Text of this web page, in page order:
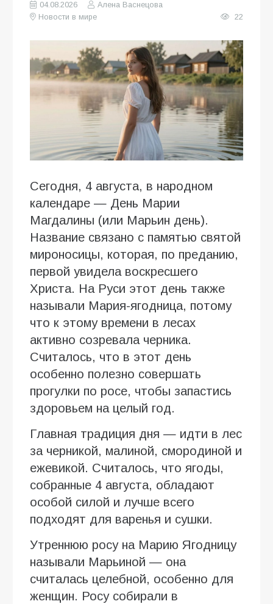
04.08.2026
Алена Васнецова
Новости в мире
22
Сегодня, 4 августа, в народном
календаре — День Марии
Магдалины (или Марьин день).
Название связано с памятью святой
мироносицы, которая, по преданию,
первой увидела воскресшего
Христа. На Руси этот день также
называли Мария-ягодница, потому
что к этому времени в лесах
активно созревала черника.
Считалось, что в этот день
особенно полезно совершать
прогулки по росе, чтобы запастись
здоровьем на целый год.
Главная традиция дня — идти в лес
за черникой, малиной, смородиной и
ежевикой. Считалось, что ягоды,
собранные 4 августа, обладают
особой силой и лучше всего
подходят для варенья и сушки.
Утреннюю росу на Марию Ягодницу
называли Марьиной — она
считалась целебной, особенно для
женщин. Росу собирали в